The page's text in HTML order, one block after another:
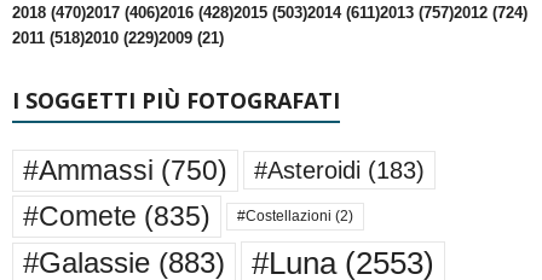
2018 (470)2017 (406)2016 (428)2015 (503)2014 (611)2013 (757)2012 (724)
2011 (518)2010 (229)2009 (21)
I SOGGETTI PIÙ FOTOGRAFATI
#Ammassi (750) #Asteroidi (183)
#Comete (835) #Costellazioni (2)
#Galassie (883) #Luna(2553)